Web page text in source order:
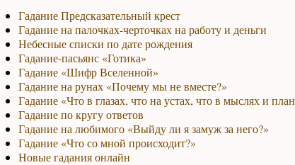
Гадание Предсказательный крест
Гадание на палочках-черточках на работу и деньги
Небесные списки по дате рождения
Гадание-пасьянс «Готика»
Гадание «Шифр Вселенной»
Гадание на рунах «Почему мы не вместе?»
Гадание «Что в глазах, что на устах, что в мыслях и
Гадание по кругу ответов
Гадание на любимого «Выйду ли я замуж за него?»
Гадание «Что со мной происходит?»
Новые гадания онлайн